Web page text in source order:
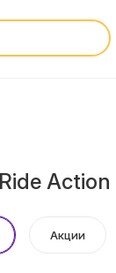
Action
Акции